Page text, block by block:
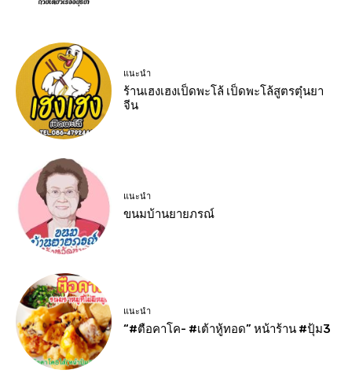
แนะนำ
ร้านเฮงเฮงเป็ดพะโล้ เป็ดพะโล้สูตรตุ๋นยา
จีน
แนะนำ
ขนมบ้านยายภรณ์
แนะนำ
“#ตือคาโค- #เต้าหู้ทอด” หน้าร้าน #ปุ้ม3